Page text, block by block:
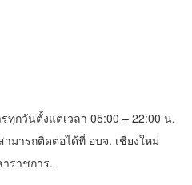
กวันตั้งแต่เวลา 05:00 – 22:00 น.
ามารถติดต่อได้ที่ อบจ. เชียงใหม่
ราชการ.